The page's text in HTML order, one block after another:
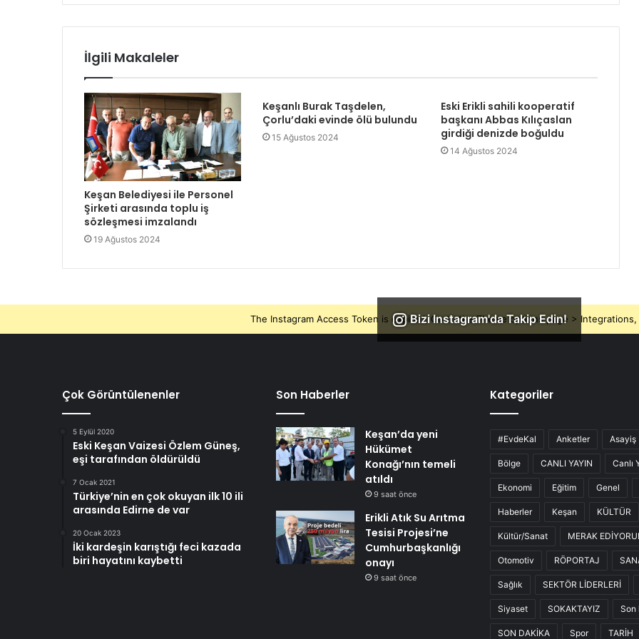
İlgili Makaleler
Keşan Belediyesi ile Personel
Şirketi arasında toplu iş
sözleşmesi imzalandı
19 Ağustos 2024
Keşanlı Burak Taşdelen,
Çorlu’daki evinde ölü bulundu
15 Ağustos 2024
Eski Erikli sahili kooperatif
başkanı Abbas Kılıçaslan
girdiği denizde boğuldu
14 Ağustos 2024
Bizi Instagram'da Takip Edin!
The Instagram Access Token is expired, Go to the Theme options page >
Çok Görüntülenenler
5 Eylül 2020
Eski Keşan Vaizesi Özlem Güneş,
eşi tarafından öldürüldü
7 Ocak 2021
Türkiye’nin en çok okuyan ilk 10 ili
arasında Edirne de var
20 Ocak 2023
İki kardeşin karıştığı feci kazada
biri hayatını kaybetti
Son Haberler
Keşan’da yeni
Hükümet
Konağı’nın temeli
atıldı
9 saat önce
Erikli Atık Su Arıtma
Tesisi Projesi’ne
Cumhurbaşkanlığı
onayı
9 saat önce
Kategoriler
#EvdeKal Anketler Asayiş
Bölge CANLI YAYIN Canlı
Ekonomi Eğitim Genel
Haberler Keşan KÜLTÜR
Kültür/Sanat MERAK
Otomotiv RÖPORTAJ
Sağlık SEKTÖR LİDERLERİ
Siyaset SOKAKTAYIZ Son
SON DAKİKA Spor TARİH